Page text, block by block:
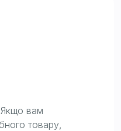
Якщо вам
товару,